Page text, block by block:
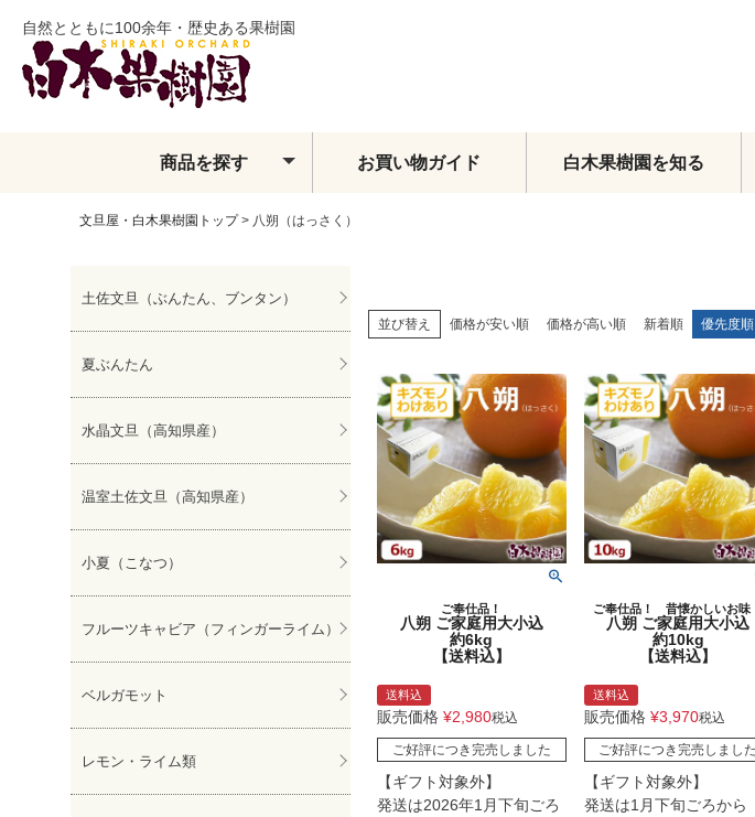
自然とともに100余年・歴史ある果樹園
商品を探す
土佐文旦
温室土佐文旦
小夏
フィンガーライム
せとか
しらぬい
マンゴー
その他フルーツ
フルーツトマト
頒布会
オーダーメイドフ
旬のおまかせセッ
お買い物ガイド 白木果樹園を知る
文旦屋・白木果樹園トップ 八朔（はっさく）
土佐文旦（ぶんたん、ブンタン）
夏ぶんたん
水晶文旦（高知県産）
温室土佐文旦（高知県産）
小夏（こなつ）
フルーツキャビア（フィンガーライム）
ベルガモット
レモン・ライム類
並び替え 価格が安い順 価格が高い順 新着順 優先度順
ご奉仕品！
八朔 ご家庭用大小込
約6kg
【送料込】
送料込
販売価格 ¥2,980税込
ご好評につき完売しました
【ギフト対象外】
発送は2026年1月下旬ごろ
ご奉仕品！ 昔懐かしいお味
八朔 ご家庭用大小込
約10kg
【送料込】
送料込
販売価格 ¥3,970税込
ご好評につき完売しました
【ギフト対象外】
発送は1月下旬ごろから